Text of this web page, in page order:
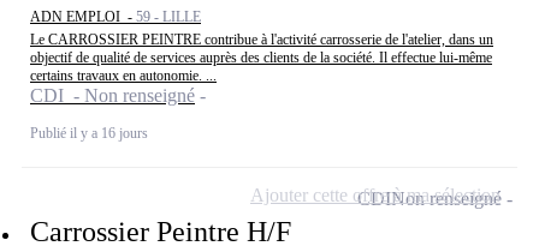
ADN EMPLOI - 59 - LILLE
Le CARROSSIER PEINTRE contribue à l'activité carrosserie de l'atelier, dans un
objectif de qualité de services auprès des clients de la société. Il effectue lui-même
certains travaux en autonomie. ...
CDI - Non renseigné
Publié il y a 16 jours
Carrossier Peintre H/F
CDINon renseigné
Ajouter cette offre à ma sélection